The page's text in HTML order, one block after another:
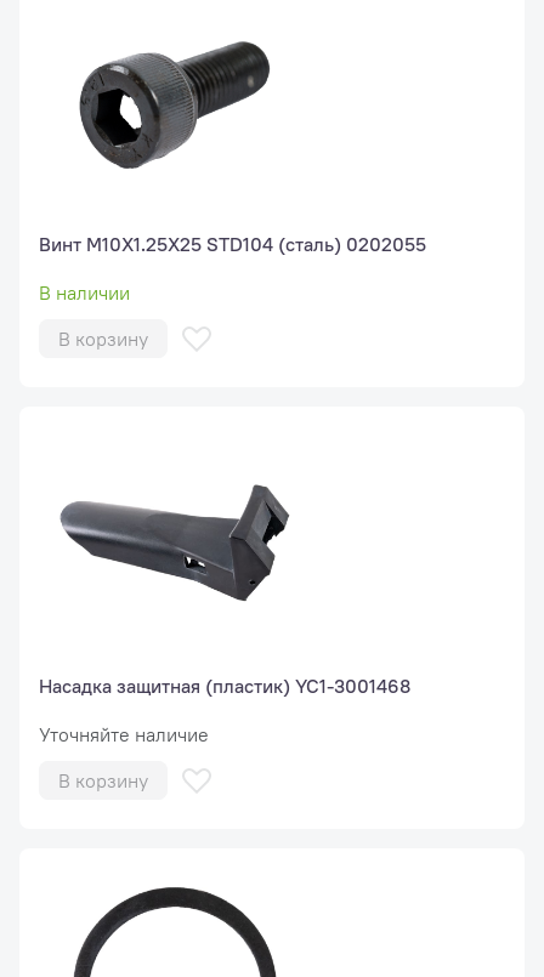
Винт M10X1.25X25 STD104 (сталь) 0202055
В наличии
В корзину
Насадка защитная (пластик) YC1-3001468
Уточняйте наличие
В корзину